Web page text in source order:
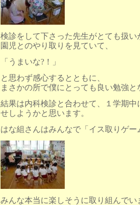
検診をして下さった先生がとても扱い
園児とのやり取りを見ていて、
「うまいな?！」
と思わず感心するとともに、
まさかの所で僕にとっても良い勉強と
結果は内科検診と合わせて、１学期
せしようかと思います。
はな組さんはみんなで「イス取りゲ
みんな本当に楽しそうに取り組んでい